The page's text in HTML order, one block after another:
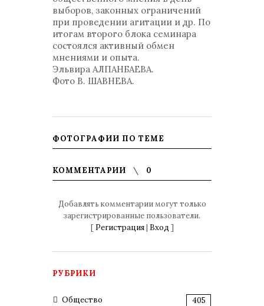
выборов, законных ограничений
при проведении агитации и др. По
итогам второго блока семинара
состоялся активный обмен
мнениями и опыта.
Эльвира АЛПАНБАЕВА.
Фото В. ШАВНЕВА.
ФОТОГРАФИИ ПО ТЕМЕ
КОММЕНТАРИИ 0
Добавлять комментарии могут только
зарегистрированные пользователи.
[ Регистрация| Вход ]
РУБРИКИ
Общество 405